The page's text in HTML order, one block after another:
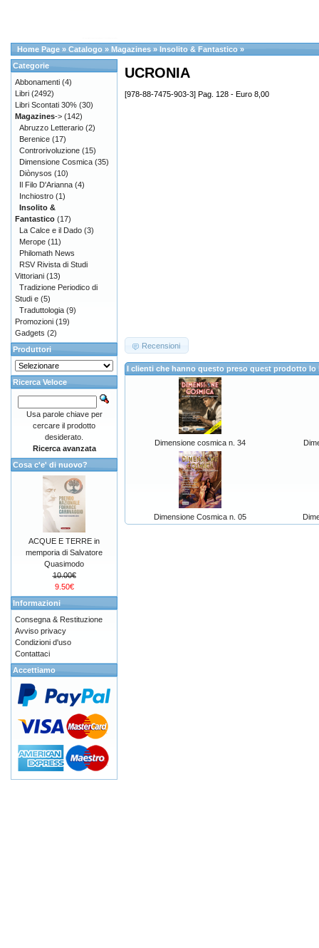
Home Page » Catalogo » Magazines » Insolito & Fantastico »
UCRONIA
[978-88-7475-903-3] Pag. 128 - Euro 8,00
Recensioni
I clienti che hanno questo preso quest prodotto
Dimensione cosmica n. 34
Dimensione Cosmica n. 05
Categorie
Abbonamenti (4)
Libri (2492)
Libri Scontati 30% (30)
Magazines-> (142)
Abruzzo Letterario (2)
Berenice (17)
Controrivoluzione (15)
Dimensione Cosmica (35)
Diònysos (10)
Il Filo D'Arianna (4)
Inchiostro (1)
Insolito &
Fantastico (17)
La Calce e il Dado (3)
Merope (11)
Philomath News
RSV Rivista di Studi
Vittoriani (13)
Tradizione Periodico di
Studi e (5)
Traduttologia (9)
Promozioni (19)
Gadgets (2)
Produttori
Ricerca Veloce
Usa parole chiave per
cercare il prodotto
desiderato.
Ricerca avanzata
Cosa c'e' di nuovo?
ACQUE E TERRE in
memporia di Salvatore
Quasimodo
10.00€
9.50€
Informazioni
Consegna & Restituzione
Avviso privacy
Condizioni d'uso
Contattaci
Accettiamo